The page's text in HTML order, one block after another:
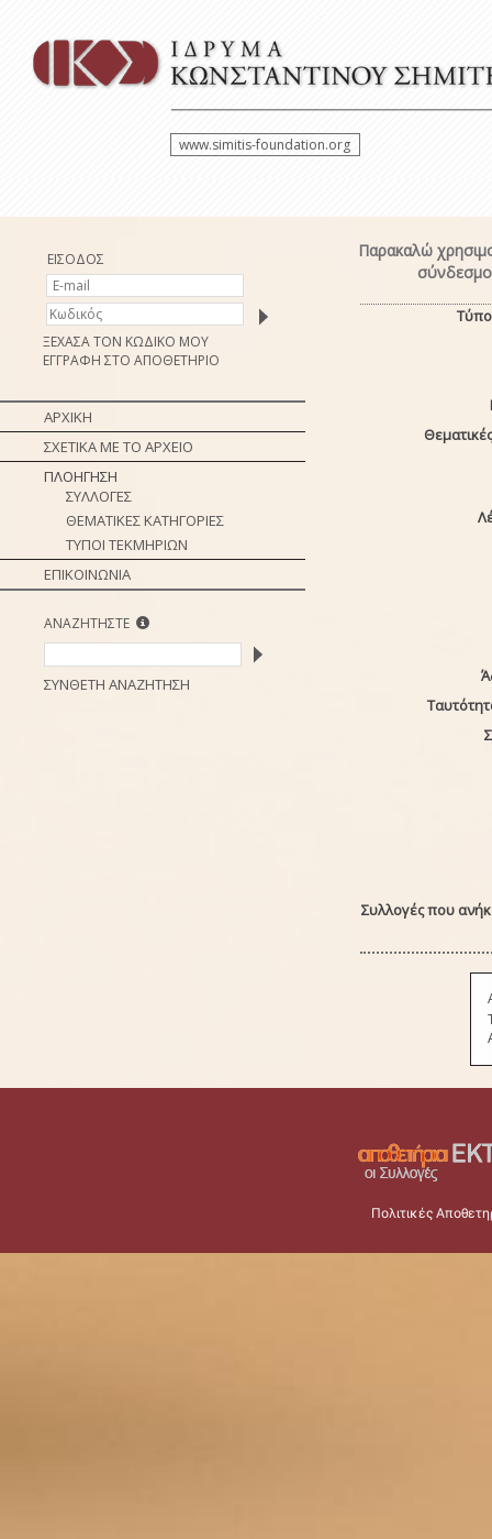
www.simitis-foundation.org
ΕΙΣΟΔΟΣ
ΞΕΧΑΣΑ ΤΟΝ ΚΩΔΙΚΟ ΜΟΥ
ΕΓΓΡΑΦΗ ΣΤΟ ΑΠΟΘΕΤΗΡΙΟ
ΑΡΧΙΚΗ
ΣΧΕΤΙΚΑ ΜΕ ΤΟ ΑΡΧΕΙΟ
ΠΛΟΗΓΗΣΗ
ΣΥΛΛΟΓΕΣ
ΘΕΜΑΤΙΚΕΣ ΚΑΤΗΓΟΡΙΕΣ
ΤΥΠΟΙ ΤΕΚΜΗΡΙΩΝ
ΕΠΙΚΟΙΝΩΝΙΑ
ΑΝΑΖΗΤΗΣΤΕ
ΣΥΝΘΕΤΗ ΑΝΑΖΗΤΗΣΗ
Παρακαλώ
Συλλογές που